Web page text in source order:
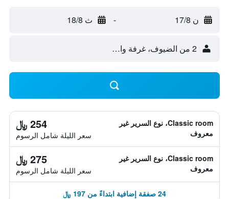
ن 17/8 - ث 18/8
2 من الضيوف، غرفة واحدة
Classic room، نوع السرير غير
معروف
254 ﷼
سعر الليلة شامل الرسوم
Classic room، نوع السرير غير
معروف
275 ﷼
سعر الليلة شامل الرسوم
24 صفقة إضافية ابتداءً من 197 ﷼